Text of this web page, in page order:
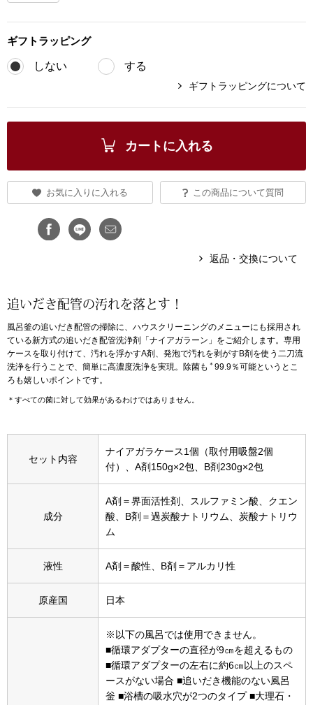
ランド
集
すべて見る
ダーウェア
トートバッグ
ショルダーバ
クラッチバッグ
リュック･バッ
ボストンバッグ
その他
シューズ
スニーカー
ブーツ
サンダル
ギフト ラッピング
しない する
ギフトラッピングについて
カートに入れる
お気に入りに入れる この商品について質問
返品・交換について
追いだき配管の汚れを落とす！
風呂釜の追いだき配管の掃除に、ハウスクリーニングのメニューにも採用され
ている新方式の追いだき配管洗浄剤「ナイアガラーン」をご紹介します。専用
ケースを取り付けて、汚れを浮かすA剤、発泡で汚れを剥がすB剤を使う二刀流
洗浄を行うことで、簡単に高濃度洗浄を実現。除菌も ＊ 99.9％可能というとこ
ろも嬉しいポイントです。
＊すべての菌に対して効果があるわけではありません。
セット内容
ナイアガラケース1個（取付用吸盤2個
付）、A剤150g×2包、B剤230g×2包
成分
A剤＝界面活性剤、スルファミン酸、クエン
酸、B剤＝過炭酸ナトリウム、炭酸ナトリウ
ム
液性 A剤＝酸性、B剤＝アルカリ性
原産国 日本
※以下の風呂では使用できません。
■循環アダプターの直径が9㎝を超えるもの
■循環アダプターの左右に約6㎝以上のスペ
ースがない場合 ■追いだき機能のない風呂
釡 ■浴槽の吸水穴が2つのタイプ ■大理石・